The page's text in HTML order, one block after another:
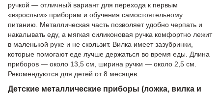
ручкой — отличный вариант для перехода к первым
«взрослым» приборам и обучения самостоятельному
питанию. Металлическая часть позволяет удобно черпать и
накалывать еду, а мягкая силиконовая ручка комфортно лежит
в маленькой руке и не скользит. Вилка имеет зазубринки,
которые помогают еде лучше держаться во время еды. Длина
приборов — около 13,5 см, ширина ручки — около 2,5 см.
Рекомендуются для детей от 8 месяцев.
Детские металлические приборы (ложка, вилка и